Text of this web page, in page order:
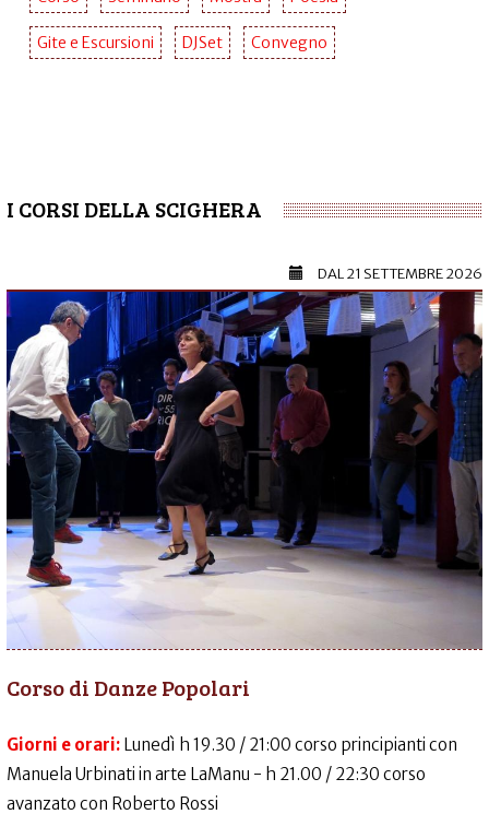
Gite e Escursioni DJSet Convegno
I CORSI DELLA SCIGHERA
DAL21 SETTEMBRE 2026
Corso di Danze Popolari
Giorni e orari: Lunedì h 19.30 / 21:00 corso principianti con
Manuela Urbinati in arte LaManu - h 21.00 / 22:30 corso
avanzato con Roberto Rossi